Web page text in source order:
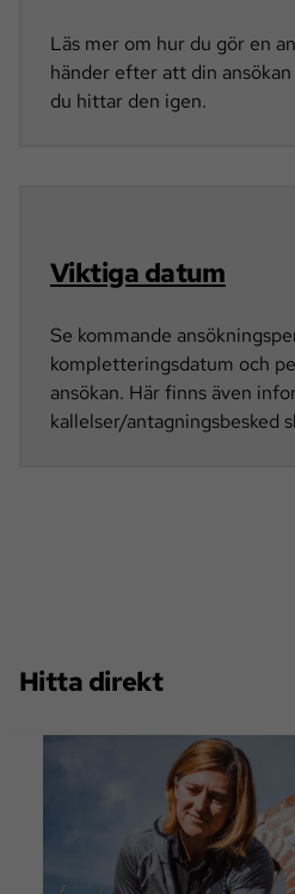
Läs mer om hur du gör en
händer efter att din
du hittar den igen.
Viktiga datum
Se kommande
kompletteringsdatum och
ansökan. Här finns även
kallelser/antagningsbesked
Hitta direkt